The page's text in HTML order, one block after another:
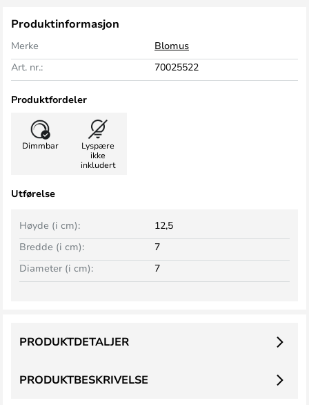
Produktinformasjon
Merke
Blomus
Art. nr.:
70025522
Produktfordeler
Dimmbar
Lyspære
ikke
inkludert
Utførelse
Bredde (i cm): 7
Høyde (i cm): 12,5
Diameter (i cm): 7
PRODUKTBESKRIVELSE
PRODUKTDETALJER